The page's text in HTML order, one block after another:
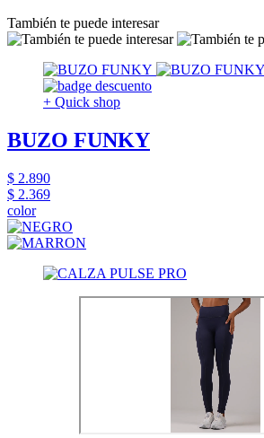
También te puede interesar
+ Quick shop
BUZO FUNKY
$ 2.890
$ 2.369
color